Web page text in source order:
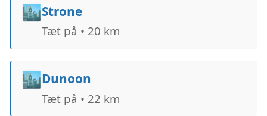
🏙️Strone
Tæt på • 20 km
🏙️Dunoon
Tæt på • 22 km